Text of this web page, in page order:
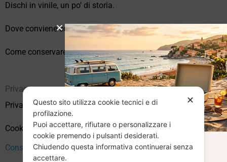
Dischi in vinile, un po’ di storia.
Dove conviene comprare vinili online?
Come conservare correttamente i vinili usati
Privacy
Privacy Policy
Cookie Policy (UE)
Consenso
✕
Questo sito utilizza cookie tecnici e di
profilazione.
Puoi accettare, rifiutare o personalizzare i
cookie premendo i pulsanti desiderati.
Chiudendo questa informativa continuerai senza
accettare.